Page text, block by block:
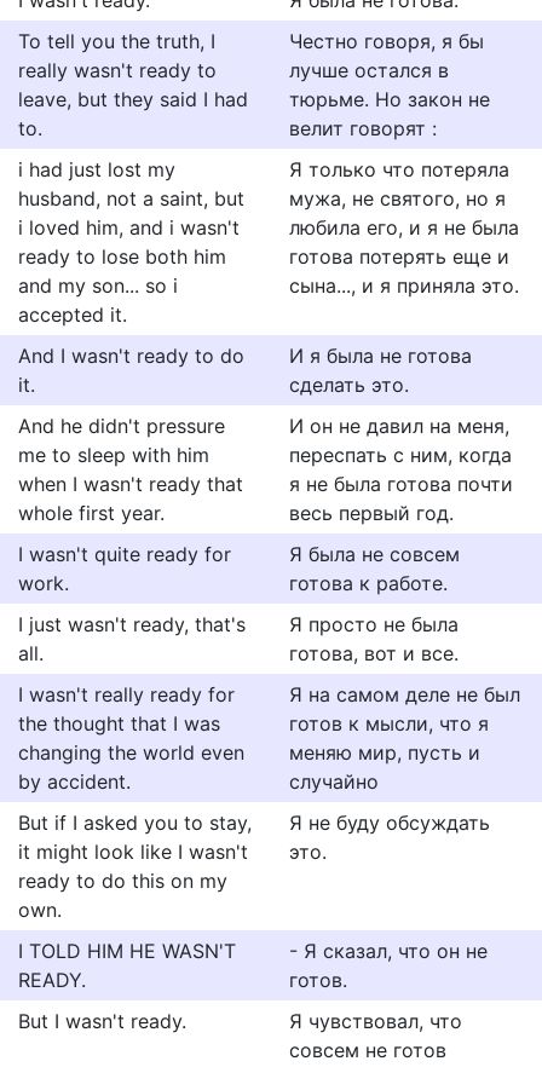
To tell you the truth, I
really wasn't ready to
leave, but they said I had
to.
Честно говоря, я бы
лучше остался в
тюрьме. Но закон не
велит говорят :
i had just lost my
husband, not a saint, but
i loved him, and i wasn't
ready to lose both him
and my son... so i
accepted it.
Я только что потеряла
мужа, не святого, но я
любила его, и я не была
готова потерять еще и
сына..., и я приняла это.
And I wasn't ready to do
it.
И я была не готова
сделать это.
And he didn't pressure
me to sleep with him
when I wasn't ready that
whole first year.
И он не давил на меня,
переспать с ним, когда
я не была готова почти
весь первый год.
I wasn't quite ready for
work.
Я была не совсем
готова к работе.
I just wasn't ready, that's
all.
Я просто не была
готова, вот и все.
I wasn't really ready for
the thought that I was
changing the world even
by accident.
Я на самом деле не был
готов к мысли, что я
меняю мир, пусть и
случайно
But if I asked you to stay,
it might look like I wasn't
ready to do this on my
own.
Я не буду обсуждать
это.
I TOLD HIM HE WASN'T
READY.
- Я сказал, что он не
готов.
But I wasn't ready.
Я чувствовал, что
совсем не готов